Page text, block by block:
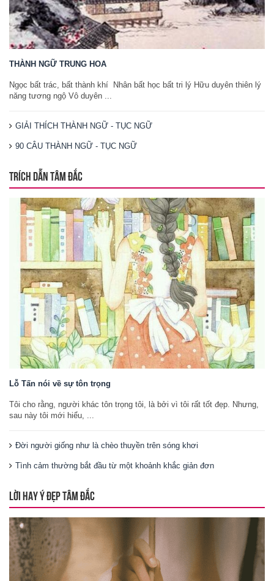
THÀNH NGỮ TRUNG HOA
Ngọc bất trác, bất thành khí Nhân bất học bất tri lý Hữu duyên thiên lý
năng tương ngộ Vô duyên ...
GIẢI THÍCH THÀNH NGỮ - TỤC NGỮ
90 CÂU THÀNH NGỮ - TỤC NGỮ
TRÍCH DẪN TÂM ĐẮC
Lỗ Tấn nói về sự tôn trọng
Tôi cho rằng, người khác tôn trọng tôi, là bởi vì tôi rất tốt đẹp. Nhưng,
sau này tôi mới hiểu, ...
Đời người giống như là chèo thuyền trên sóng khơi
Tình cảm thường bắt đầu từ một khoảnh khắc giản đơn
LỜI HAY Ý ĐẸP TÂM ĐẮC